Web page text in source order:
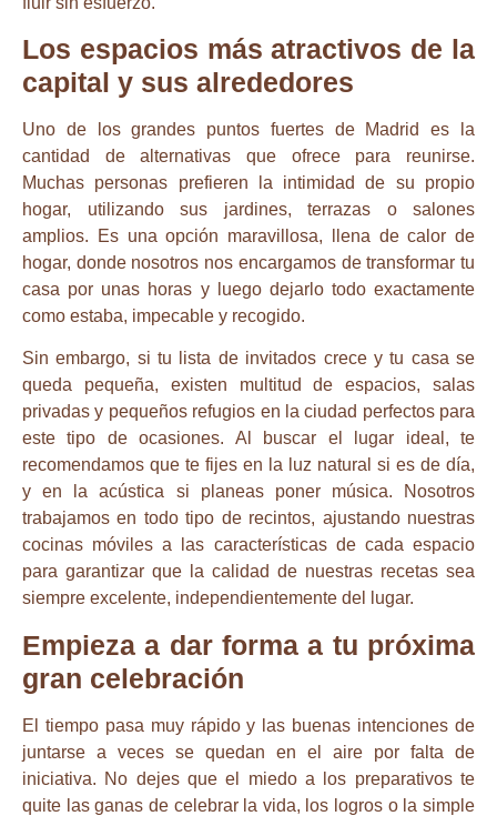
Los espacios más atractivos de la
capital y sus alrededores
Uno de los grandes puntos fuertes de Madrid es la
cantidad de alternativas que ofrece para reunirse.
Muchas personas prefieren la intimidad de su propio
hogar, utilizando sus jardines, terrazas o salones
amplios. Es una opción maravillosa, llena de calor de
hogar, donde nosotros nos encargamos de transformar tu
casa por unas horas y luego dejarlo todo exactamente
como estaba, impecable y recogido.
Sin embargo, si tu lista de invitados crece y tu casa se
queda pequeña, existen multitud de espacios, salas
privadas y pequeños refugios en la ciudad perfectos para
este tipo de ocasiones. Al buscar el lugar ideal, te
recomendamos que te fijes en la luz natural si es de día,
y en la acústica si planeas poner música. Nosotros
trabajamos en todo tipo de recintos, ajustando nuestras
cocinas móviles a las características de cada espacio
para garantizar que la calidad de nuestras recetas sea
siempre excelente, independientemente del lugar.
Empieza a dar forma a tu próxima
gran celebración
El tiempo pasa muy rápido y las buenas intenciones de
juntarse a veces se quedan en el aire por falta de
iniciativa. No dejes que el miedo a los preparativos te
quite las ganas de celebrar la vida, los logros o la simple